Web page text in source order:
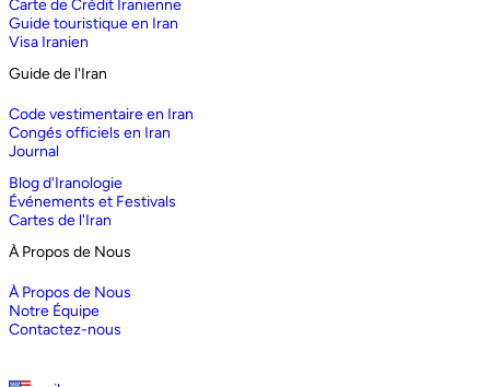
Carte de Crédit Iranienne
Guide touristique en Iran
Visa Iranien
Guide de l'Iran
Code vestimentaire en Iran
Congés officiels en Iran
Journal
Blog d'Iranologie
Événements et Festivals
Cartes de l'Iran
À Propos de Nous
À Propos de Nous
Notre Équipe
Contactez-nous